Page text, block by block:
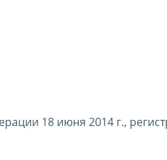
18 июня 2014 г.,